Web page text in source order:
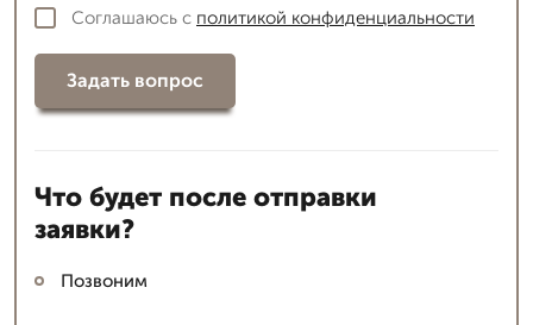
Соглашаюсь с политикой конфиденциальности
Задать вопрос
Что будет после отправки
заявки?
Позвоним